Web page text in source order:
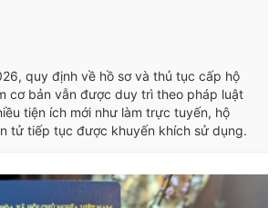
quy định về hồ sơ và thủ tục cấp hộ
cơ bản vẫn được duy trì theo pháp luật
tiện ích mới như làm trực tuyến, hộ
tử tiếp tục được khuyến khích sử dụng.